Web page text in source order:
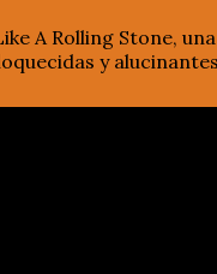
A Rolling Stone,
y